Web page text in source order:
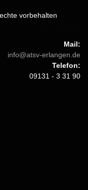
vorbehalten
Mail:
info@atsv-erlangen.de
Telefon:
09131 - 3 31 90